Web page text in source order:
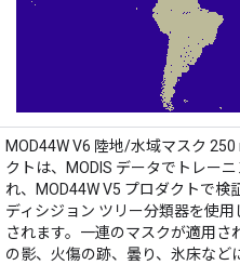
MOD44W V6 陸地/水域マスク 250
クトは、MODIS データでトレー
れ、MOD44W V5 プロダクトで検
ディシジョン ツリー分類器を使用
されます。一連のマスクが適用さ
の影、火傷の跡、曇り、氷床など